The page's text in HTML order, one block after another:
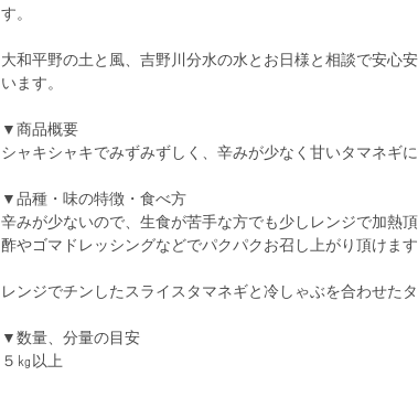
す。
大和平野の土と風、吉野川分水の水とお日様と相談で安心
います。
▼商品概要
シャキシャキでみずみずしく、辛みが少なく甘いタマネギに
▼品種・味の特徴・食べ方
辛みが少ないので、生食が苦手な方でも少しレンジで加熱
酢やゴマドレッシングなどでパクパクお召し上がり頂けます
レンジでチンしたスライスタマネギと冷しゃぶを合わせた
▼数量、分量の目安
５㎏以上